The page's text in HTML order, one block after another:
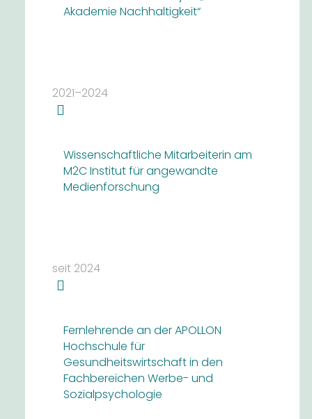
Akademie Nachhaltigkeit“
2021–2024
Wissenschaftliche Mitarbeiterin am
M2C Institut für angewandte
Medienforschung
seit 2024
Fernlehrende an der APOLLON
Hochschule für
Gesundheitswirtschaft in den
Fachbereichen Werbe- und
Sozialpsychologie